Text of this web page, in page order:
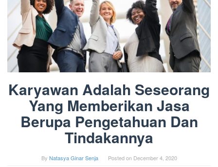
Karyawan Adalah Seseorang
Yang Memberikan Jasa
Berupa Pengetahuan Dan
Tindakannya
By Natasya Ginar Senja Posted on December 4, 2020